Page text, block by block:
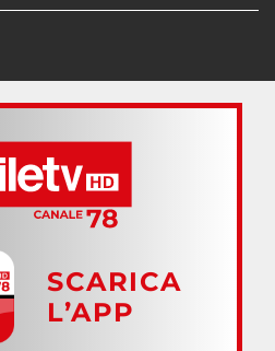
SCARICA
L’APP